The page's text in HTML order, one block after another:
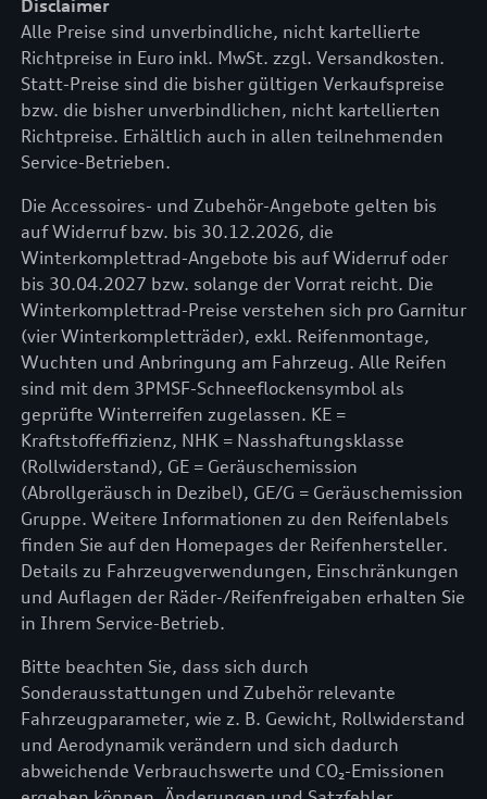
Disclaimer
Alle Preise sind unverbindliche, nicht kartellierte
Richtpreise in Euro inkl. MwSt. zzgl. Versandkosten.
Statt-Preise sind die bisher gültigen Verkaufspreise
bzw. die bisher unverbindlichen, nicht kartellierten
Richtpreise. Erhältlich auch in allen teilnehmenden
Service-Betrieben.
Die Accessoires- und Zubehör-Angebote gelten bis
auf Widerruf bzw. bis 30.12.2026, die
Winterkomplettrad-Angebote bis auf Widerruf oder
bis 30.04.2027 bzw. solange der Vorrat reicht. Die
Winterkomplettrad-Preise verstehen sich pro Garnitur
(vier Winterkompletträder), exkl. Reifenmontage,
Wuchten und Anbringung am Fahrzeug. Alle Reifen
sind mit dem 3PMSF-Schneeflockensymbol als
geprüfte Winterreifen zugelassen. KE =
Kraftstoffeffizienz, NHK = Nasshaftungsklasse
(Rollwiderstand), GE = Geräuschemission
(Abrollgeräusch in Dezibel), GE/G = Geräuschemission
Gruppe. Weitere Informationen zu den Reifenlabels
finden Sie auf den Homepages der Reifenhersteller.
Details zu Fahrzeugverwendungen, Einschränkungen
und Auflagen der Räder-/Reifenfreigaben erhalten Sie
in Ihrem Service-Betrieb.
Bitte beachten Sie, dass sich durch
Sonderausstattungen und Zubehör relevante
Fahrzeugparameter, wie z. B. Gewicht, Rollwiderstand
und Aerodynamik verändern und sich dadurch
abweichende Verbrauchswerte und CO₂-Emissionen